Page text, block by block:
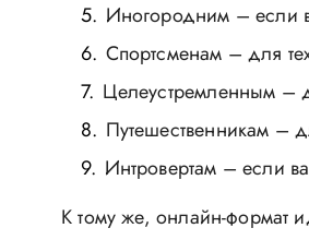
Иногородним – если
Спортсменам – для
Целеустремленным –
Путешественникам –
Интровертам – если
К тому же, онлайн-формат